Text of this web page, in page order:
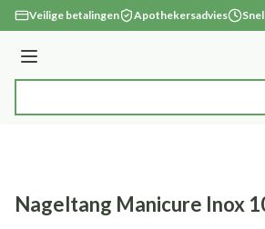
Ga naar de inhoud
Veilige betalingen Apothekersadvies
Menu
Nageltang Manicure Inox